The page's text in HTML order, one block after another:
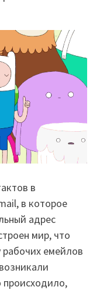
в
в которое
адрес
мир, что
емейлов
происходило,